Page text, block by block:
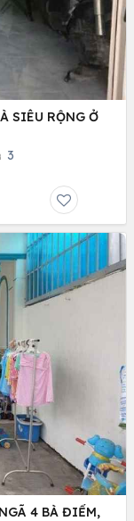
SIÊU RỘNG Ở
3
4 BÀ ĐIỂM,